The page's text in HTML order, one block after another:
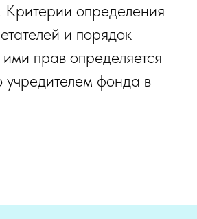
Критерии определения
и порядок
прав определяется
учредителем фонда в